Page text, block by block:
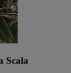
Scala